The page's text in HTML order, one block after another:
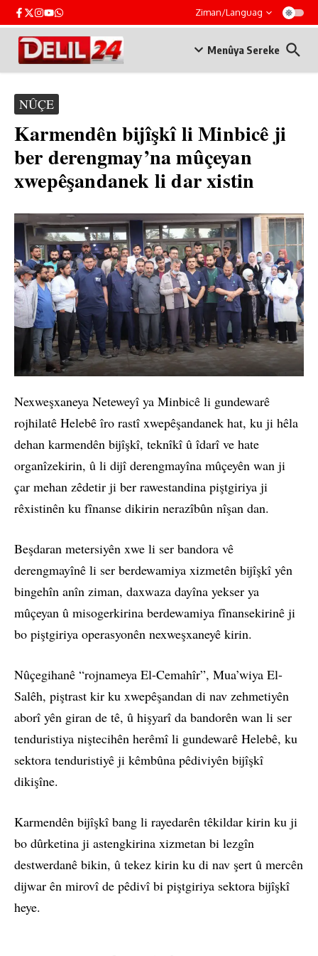
Skip to content Ziman/Languag
Menûya Sereke
NÛÇE
Karmendên bijîşkî li Minbicê ji
ber derengmay’na mûçeyan
xwepêşandanek li dar xistin
Nexweşxaneya Neteweyî ya Minbicê li gundewarê
rojhilatê Helebê îro rastî xwepêşandanek hat, ku ji hêla
dehan karmendên bijîşkî, teknîkî û îdarî ve hate
organîzekirin, û li dijî derengmayîna mûçeyên wan ji
çar mehan zêdetir ji ber rawestandina piştgiriya ji
rêxistinên ku fînanse dikirin nerazîbûn nîşan dan.
Beşdaran metersiyên xwe li ser bandora vê
derengmayînê li ser berdewamiya xizmetên bijîşkî yên
bingehîn anîn ziman, daxwaza dayîna yekser ya
mûçeyan û misogerkirina berdewamiya fînansekirinê ji
bo piştgiriya operasyonên nexweşxaneyê kirin.
Nûçegihanê “rojnameya El-Cemahîr”, Mua’wiya El-
Salêh, piştrast kir ku xwepêşandan di nav zehmetiyên
aborî yên giran de tê, û hişyarî da bandorên wan li ser
tenduristiya niştecihên herêmî li gundewarê Helebê, ku
sektora tenduristiyê ji kêmbûna pêdiviyên bijîşkî
dikişîne.
Karmendên bijîşkî bang li rayedarên têkildar kirin ku ji
bo dûrketina ji astengkirina xizmetan bi lezgîn
destwerdanê bikin, û tekez kirin ku di nav şert û mercên
dijwar ên mirovî de pêdivî bi piştgiriya sektora bijîşkî
heye.